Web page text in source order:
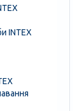
INTEX